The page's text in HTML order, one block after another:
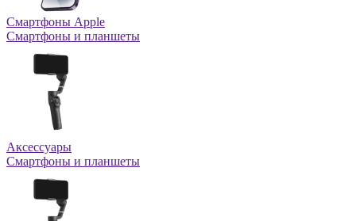
Смартфоны Apple
Смартфоны и планшеты
Аксессуары
Смартфоны и планшеты